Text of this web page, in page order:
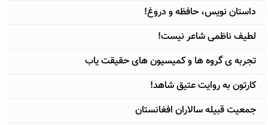
داستان نويس، حافظه و دروغ!
لطيف ناظمی شاعر نیست!
تجربه ی گروه ها و کمیسیون های حقیقت یاب
کارتون به روایت عتیق شاهد!
جمعيت قبيله سالاران افغانستان